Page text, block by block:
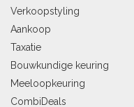
Verkoopstyling
Aankoop
Taxatie
Bouwkundige keuring
Meeloopkeuring
CombiDeals